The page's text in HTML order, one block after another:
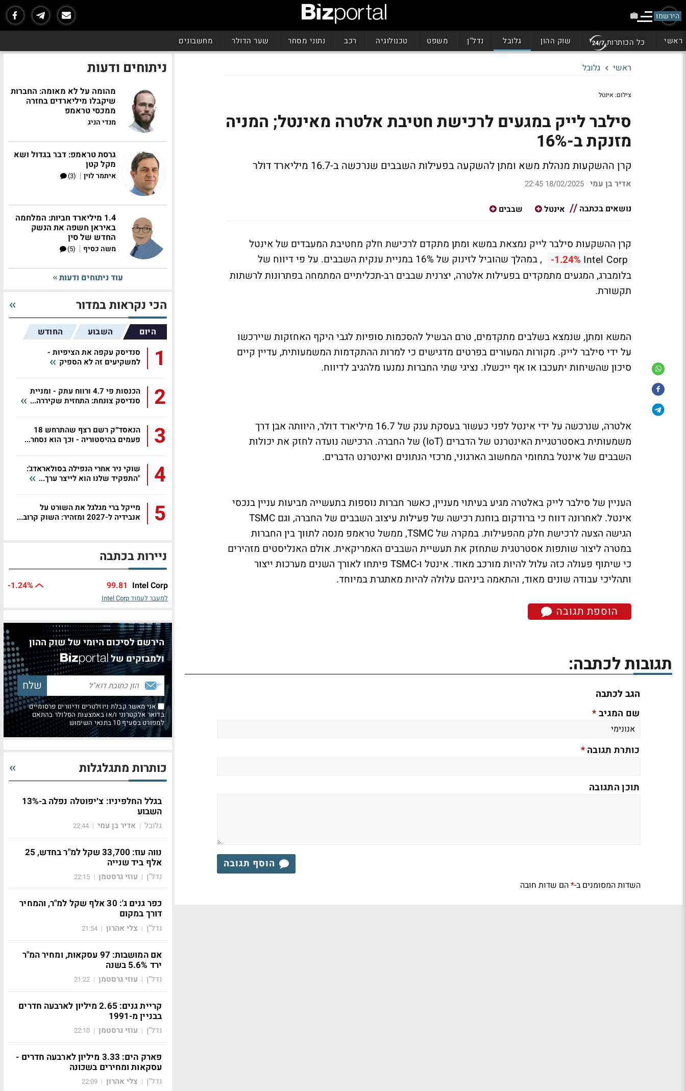
הירשמו
ראשי כל הכותרות שוק ההון גלובל נדל"ן משפט טכנולוגיה רכב נתוני מסחר שער הדולר מחשבונים
ראשי גלובל
צילום: אינטל
סילבר לייק במגעים לרכישת חטיבת אלטרה מאינטל; המניה
מזנקת ב-16%
קרן ההשקעות מנהלת משא ומתן להשקעה בפעילות השבבים שנרכשה ב-16.7 מיליארד דולר
אדיר בן עמי |
18/02/2025 22:45
נושאים בכתבה אינטל שבבים
קרן ההשקעות סילבר לייק נמצאת במשא ומתן מתקדם לרכישת חלק מחטיבת המעבדים של אינטל
Intel Corp
-1.24%
, במהלך שהוביל לזינוק של 16% במניית ענקית השבבים. על פי דיווח של
בלומברג, המגעים מתמקדים בפעילות אלטרה, יצרנית שבבים רב-תכליתיים המתמחה בפתרונות לרשתות
תקשורת.
המשא ומתן, שנמצא בשלבים מתקדמים, טרם הבשיל להסכמות סופיות לגבי היקף האחזקות שיירכשו
על ידי סילבר לייק. מקורות המעורים בפרטים מדגישים כי למרות ההתקדמות המשמעותית, עדיין קיים
סיכון שהשיחות יתעכבו או אף ייכשלו. נציגי שתי החברות נמנעו מלהגיב לדיווח.
אלטרה, שנרכשה על ידי אינטל לפני כעשור בעסקת ענק של 16.7 מיליארד דולר, היוותה אבן דרך
משמעותית באסטרטגיית האינטרנט של הדברים (IoT) של החברה. הרכישה נועדה לחזק את יכולות
השבבים של אינטל בתחומי המחשוב הארגוני, מרכזי הנתונים ואינטרנט הדברים.
העניין של סילבר לייק באלטרה מגיע בעיתוי מעניין, כאשר חברות נוספות בתעשייה מביעות עניין בנכסי
אינטל. לאחרונה דווח כי ברודקום בוחנת רכישה של פעילות עיצוב השבבים של החברה, וגם TSMC
הגישה הצעה לרכישת חלק מהפעילות. במקרה של TSMC, ממשל טראמפ מנסה לתווך בין החברות
במטרה ליצור שותפות אסטרטגית שתחזק את תעשיית השבבים האמריקאית. אולם האנליסטים מזהירים
כי שיתוף פעולה כזה עלול להיות מורכב מאוד. אינטל ו-TSMC פיתחו לאורך השנים מערכות ייצור
ותהליכי עבודה שונים מאוד, והתאמה ביניהם עלולה להיות מאתגרת במיוחד.
הוספת תגובה
תגובות לכתבה:
הגב לכתבה
שם המגיב*
כותרת תגובה*
תוכן התגובה
הוסף תגובה
השדות המסומנים ב-*הם שדות חובה
ניתוחים ודעות
מהומה על לא מאומה: החברות
שיקבלו מיליארדים בחזרה
ממכסי טראמפ
מנדי הניג
גרסת טראמפ: דבר בגדול ושא
מקל קטן
איתמר לוין |
(3)
1.4 מיליארד חביות: המלחמה
באיראן חשפה את הנשק
החדש של סין
משה כסיף |
(5)
עוד ניתוחים ודעות
הכי נקראות במדור
היום השבוע החודש
1
סנדיסק עקפה את הציפיות -
למשקיעים זה לא הספיק
2
הכנסות פי 4.7 ורווח עתק - ומניית
סנדיסק צונחת: התחזית שקיררה...
3
הנאסד״ק רשם רצף שהתרחש 18
פעמים בהיסטוריה - וכך הוא נסחר...
4
שוקי ניר אחרי הנפילה בסולאראדג':
"התפקיד שלנו הוא לייצר ערך...
5
מייקל ברי מגלגל את השורט על
אנבידיה ל-2027 ומזהיר: השוק קרוב...
ניירות בכתבה
Intel Corp
99.81
-1.24%
למעבר לעמוד Intel Corp
הירשם לסיכום היומי של שוק ההון
ולמבזקים של
אני מאשר קבלת ניוזלטרים ודיוורים פרסומיים
בדואר אלקטרוני ו/או באמצעות הסלולר בהתאם
למפורט בסעיף 10 בתנאי השימוש
כותרות מתגלגלות
בגלל החלפיניו: צ׳יפוטלה נפלה ב-13%
השבוע
גלובל | אדיר בן עמי |
22:44
נווה עוז: 33,700 שקל למ"ר בחדש, 25
אלף ביד שנייה
נדל"ן | עוזי גרסטמן |
22:15
כפר גנים ג': 30 אלף שקל למ"ר, והמחיר
דורך במקום
נדל"ן | צלי אהרון |
21:54
אם המושבות: 97 עסקאות, ומחיר המ"ר
ירד 5.6% בשנה
נדל"ן | עוזי גרסטמן |
21:22
קריית גנים: 2.65 מיליון לארבעה חדרים
בבניין מ-1991
נדל"ן | עוזי גרסטמן |
22:10
פארק הים: 3.33 מיליון לארבעה חדרים -
עסקאות ומחירים בשכונה
נדל"ן | צלי אהרון |
22:09